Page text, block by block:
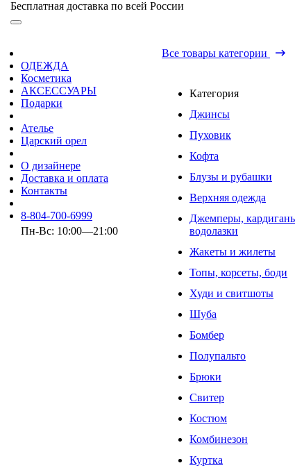
Бесплатная доставка по всей России
ОДЕЖДА
Косметика
АКСЕССУАРЫ
Подарки
Ателье
Царский орел
О дизайнере
Доставка и оплата
Контакты
8-804-700-6999
Пн-Вс: 10:00—21:00
Все товары категории
Категория
Джинсы
Пуховик
Кофта
Блузы и рубашки
Верхняя одежда
Джемперы,
водолазки
Жакеты и жилеты
Топы, корсеты, боди
Худи и свитшоты
Шуба
Бомбер
Полупальто
Брюки
Свитер
Костюм
Комбинезон
Куртка